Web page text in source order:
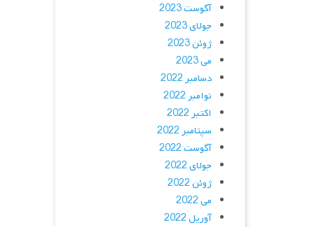
آگوست 2023
جولای 2023
ژوئن 2023
می 2023
دسامبر 2022
نوامبر 2022
اکتبر 2022
سپتامبر 2022
آگوست 2022
جولای 2022
ژوئن 2022
می 2022
آوریل 2022